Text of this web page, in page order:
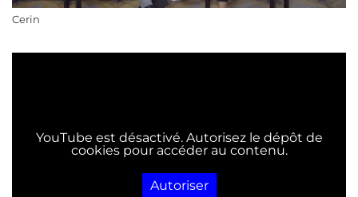
Cerin
YouTube est désactivé. Autorisez le dépôt de
cookies pour accéder au contenu.
Autoriser